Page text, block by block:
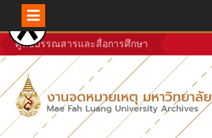
Skip
to
content
ศูนย์บรรณสารและสื่อการศึกษา